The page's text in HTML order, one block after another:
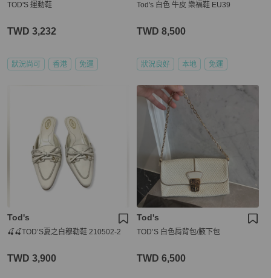
TOD'S 運動鞋
TWD 3,232
狀況尚可 香港 免運
Tod's 白色 牛皮 樂福鞋 EU39
TWD 8,500
狀況良好 本地 免運
Tod's
🍒🍒TOD’S夏之白穆勒鞋 210502-2
TWD 3,900
Tod's
TOD’S 白色肩背包/腋下包
TWD 6,500